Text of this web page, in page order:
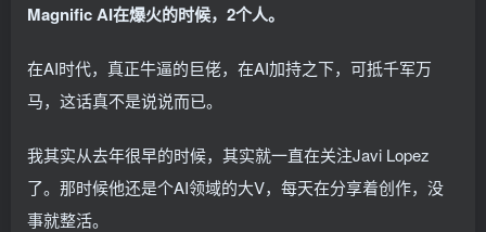
Magnific AI在爆火的时候，2个人。
在AI时代，真正牛逼的巨佬，在AI加持之下，可抵千军万
马，这话真不是说说而已。
我其实从去年很早的时候，其实就一直在关注Javi Lopez
了。那时候他还是个AI领域的大V，每天在分享着创作，没
事就整活。